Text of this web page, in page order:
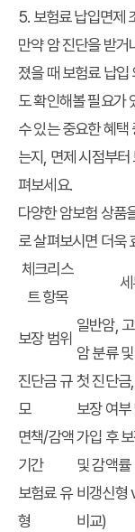
5. 보험료 납입면제
만약 암 진단을 받거
졌을 때 보험료 납입
도 확인해볼 필요가
수 있는 중요한 혜택
는지, 면제 시점부
펴보세요.
다양한 암보험 상품
로 살펴보시면 더욱
체크리스
트 항목
보장 범위
일반암,
암 분류
진단금 규
모
첫 진단
보장 여부
면책/감액
기간
가입 후
및 감액률
보험료 유
형
비갱신형
비교)